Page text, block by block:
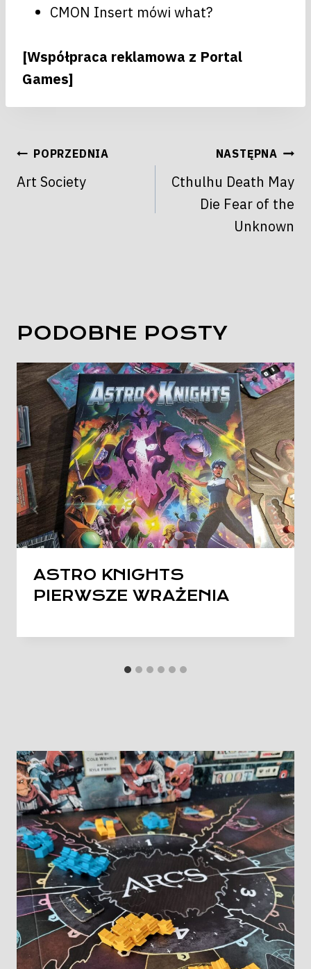
CMON Insert mówi what?
[Współpraca reklamowa z Portal
Games]
NAWIGACJA
WPISU
POPRZEDNIA
Art Society
NASTĘPNA
Cthulhu Death May
Die Fear of the
Unknown
PODOBNE POSTY
ASTRO KNIGHTS
PIERWSZE WRAŻENIA